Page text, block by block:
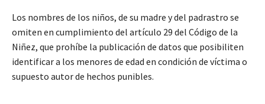
Los nombres de los niños, de su madre y del padrastro se
omiten en cumplimiento del artículo 29 del Código de la
Niñez, que prohíbe la publicación de datos que posibiliten
identificar a los menores de edad en condición de víctima o
supuesto autor de hechos punibles.